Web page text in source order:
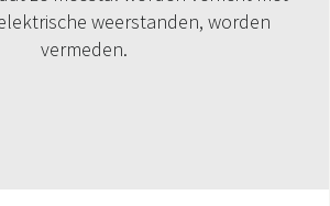
weerstanden, worden
vermeden.